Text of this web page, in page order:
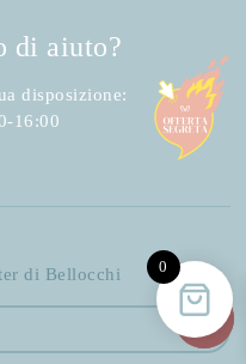
di aiuto?
disposizione:
16:00
di Bellocchi 0